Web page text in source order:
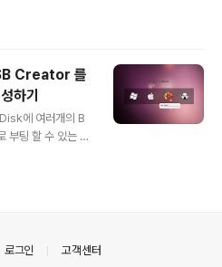
Creator 를
하기
에 여러개의 B
부팅 할 수 있는 Y
USB Creator
, OS, Booting 용
로그인 고객센터